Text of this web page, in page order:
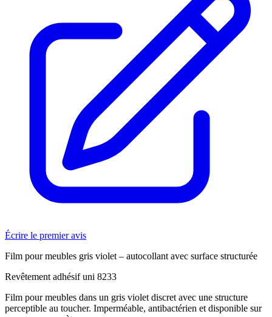
Écrire le premier avis
Film pour meubles gris violet – autocollant avec surface structurée
Revêtement adhésif uni 8233
Film pour meubles dans un gris violet discret avec une structure
perceptible au toucher. Imperméable, antibactérien et disponible sur